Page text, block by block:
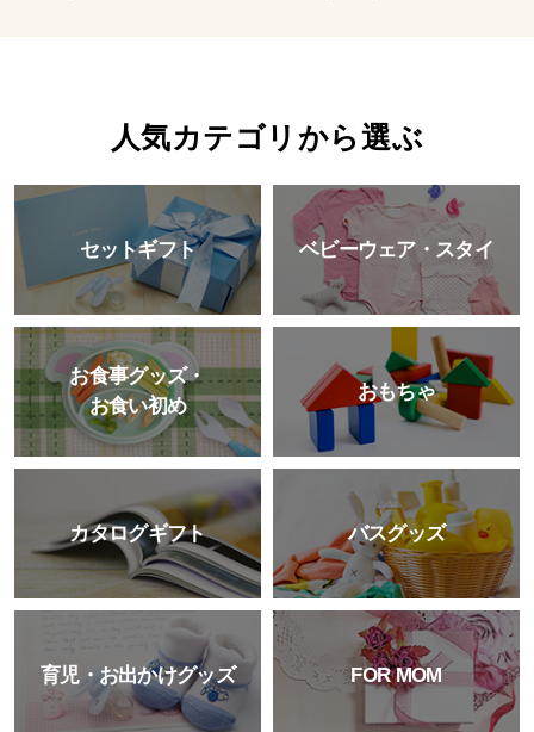
人気カテゴリから選ぶ
セットギフト ベビーウェア・スタイ
お食事グッズ・
お食い初め
おもちゃ
カタログギフト バスグッズ
育児・お出かけグッズ FOR MOM